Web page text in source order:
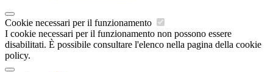
Cookie necessari per il funzionamento
I cookie necessari per il funzionamento non possono essere
disabilitati. È possibile consultare l'elenco nella pagina della cookie
policy.